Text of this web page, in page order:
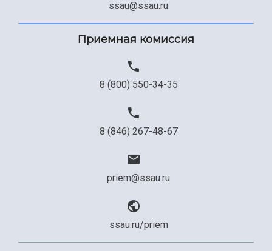
Сведения об образовательной организации
ssau@ssau.ru
Приемная комиссия
8 (800) 550-34-35
8 (846) 267-48-67
priem@ssau.ru
ssau.ru/priem